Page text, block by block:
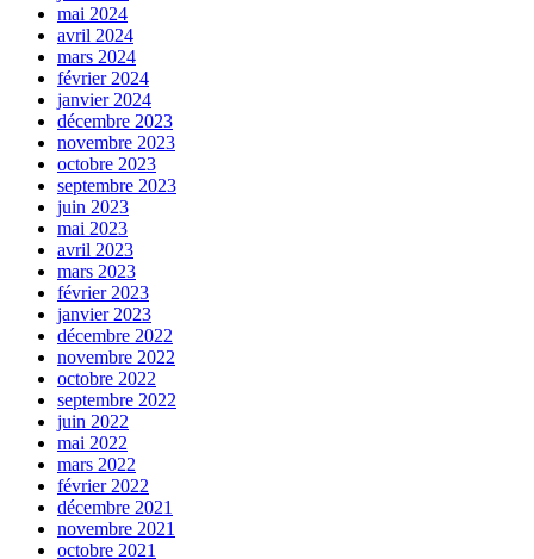
mai 2024
avril 2024
mars 2024
février 2024
janvier 2024
décembre 2023
novembre 2023
octobre 2023
septembre 2023
juin 2023
mai 2023
avril 2023
mars 2023
février 2023
janvier 2023
décembre 2022
novembre 2022
octobre 2022
septembre 2022
juin 2022
mai 2022
mars 2022
février 2022
décembre 2021
novembre 2021
octobre 2021